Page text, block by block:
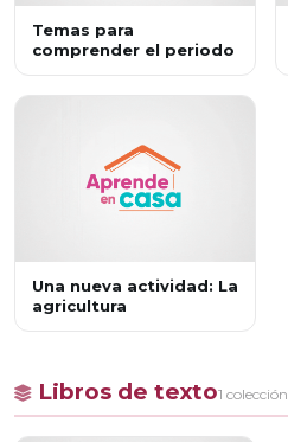
Temas para
comprender el periodo
Una nueva actividad: La
agricultura
Libros de texto1 colección